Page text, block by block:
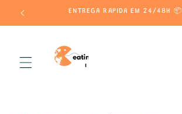
para o
conteúdo
A 85€ ENTREGA RAPIDA EM 24/48H 📦